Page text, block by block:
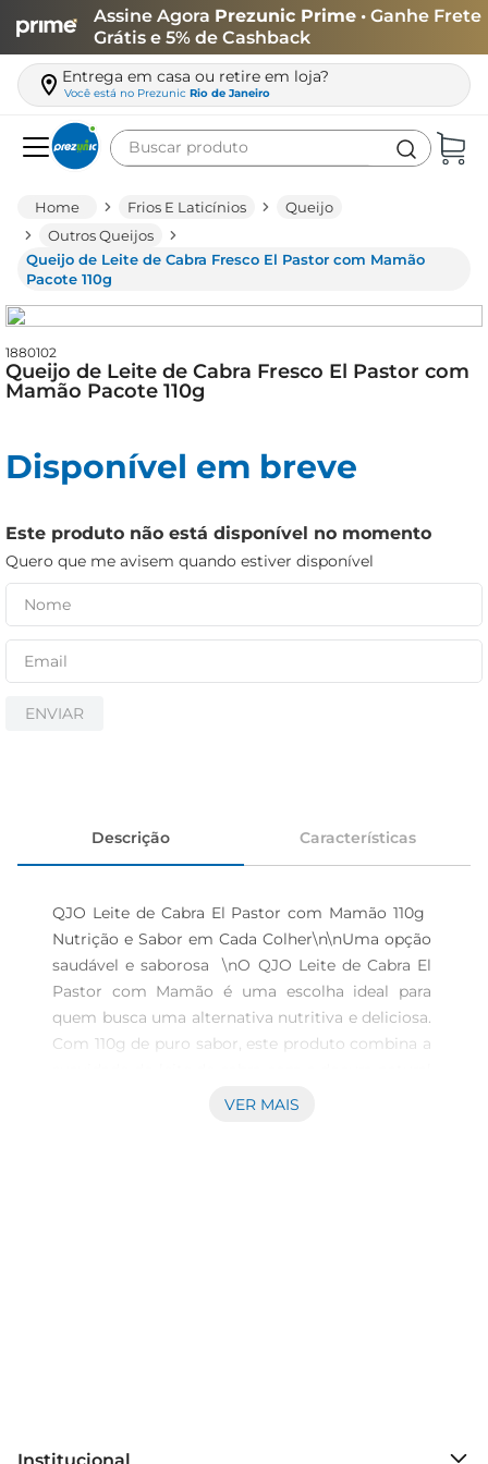
Assine Agora Prezunic Prime • Ganhe Frete
Grátis e 5% de Cashback
Entrega em casa ou retire em loja?
Você está no Prezunic Rio de Janeiro
Buscar produto
Frios E Laticínios
Queijo
Outros Queijos
Queijo de Leite de Cabra Fresco El Pastor com Mamão
Pacote 110g
1880102
Queijo de Leite de Cabra Fresco El Pastor com
Mamão Pacote 110g
Disponível em breve
Este produto não está disponível no momento
Quero que me avisem quando estiver disponível
ENVIAR
Descrição Características
QJO Leite de Cabra El Pastor com Mamão 110g
Nutrição e Sabor em Cada Colher\n\nUma opção
saudável e saborosa  \nO QJO Leite de Cabra El
Pastor com Mamão é uma escolha ideal para
quem busca uma alternativa nutritiva e deliciosa.
Com 110g de puro sabor, este produto combina a
do mamão, proporcionando uma experiência
VER MAIS
leite
arroz
cerveja
iogurte
papel higiênico